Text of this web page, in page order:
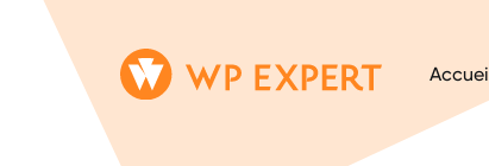
Passer
au
Lien
page